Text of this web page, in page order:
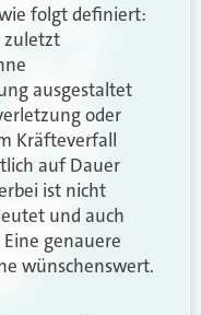
folgt definiert:
zuletzt
ausgestaltet
oder
Kräfteverfall
auf Dauer
ist nicht
und auch
genauere
wünschenswert.